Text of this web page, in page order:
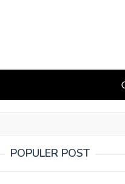
POPULER POST